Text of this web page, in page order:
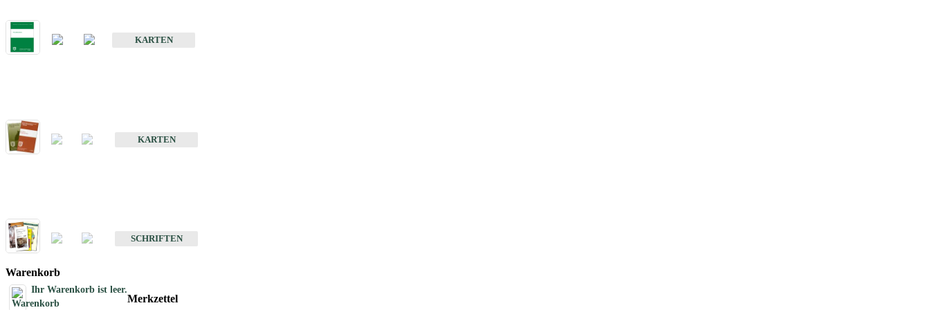
KARTEN
KARTEN
SCHRIFTEN
Warenkorb
Ihr Warenkorb ist leer.
Merkzettel